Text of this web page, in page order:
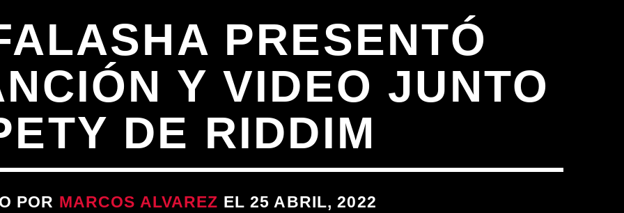
PRESENTÓ
Y VIDEO JUNTO
DE RIDDIM
POR MARCOS ALVAREZ EL 25 ABRIL, 2022